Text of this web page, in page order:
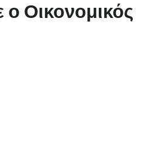
Οικονομικός